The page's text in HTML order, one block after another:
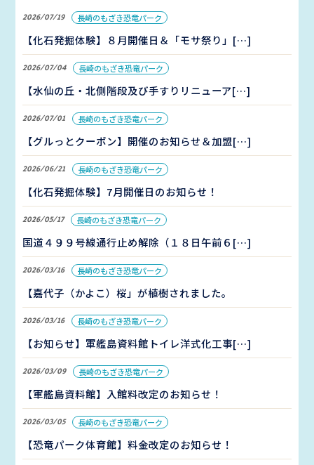
2026/07/19 長崎のもざき恐竜パーク
【化石発掘体験】８月開催日＆「モサ祭り」[…]
2026/07/04 長崎のもざき恐竜パーク
【水仙の丘・北側階段及び手すりリニューア[…]
2026/07/01 長崎のもざき恐竜パーク
【グルっとクーポン】開催のお知らせ＆加盟[…]
2026/06/21 長崎のもざき恐竜パーク
【化石発掘体験】7月開催日のお知らせ！
2026/05/17 長崎のもざき恐竜パーク
国道４９９号線通行止め解除（１８日午前６[…]
2026/03/16 長崎のもざき恐竜パーク
【嘉代子（かよこ）桜」が植樹されました。
2026/03/16 長崎のもざき恐竜パーク
【お知らせ】軍艦島資料館トイレ洋式化工事[…]
2026/03/09 長崎のもざき恐竜パーク
【軍艦島資料館】入館料改定のお知らせ！
2026/03/05 長崎のもざき恐竜パーク
【恐竜パーク体育館】料金改定のお知らせ！